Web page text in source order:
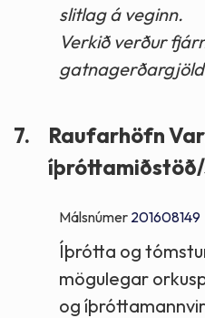
slitlag á veginn.
Verkið verður
7.
Raufarhöfn
Málsnúmer 201608149
Íþrótta og
mögulegar
og